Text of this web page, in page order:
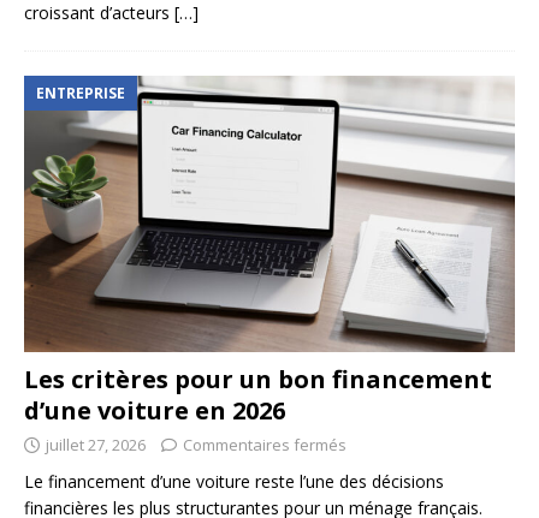
croissant d’acteurs […]
ENTREPRISE
Les critères pour un bon financement
d’une voiture en 2026
juillet 27, 2026 Commentaires fermés
Le financement d’une voiture reste l’une des décisions
financières les plus structurantes pour un ménage français.